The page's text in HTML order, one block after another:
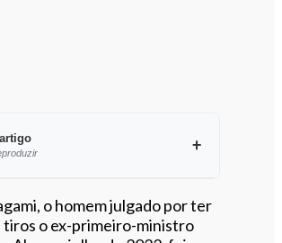
Ouvir este artigo
o homem julgado por ter
tiros o ex-primeiro-ministro